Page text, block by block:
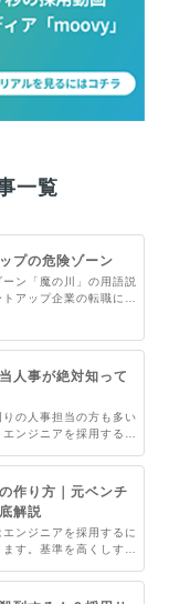
一覧
プの危険ゾーン
ン「魔の川」の用語説
アップ企業の転職に強
人事が絶対知って
の人事担当の方も多い
ンジニアを採用するた
今回はそのために必要
ンジニア採用でお困り
ください。
作り方｜元ベンチ
解説
ンジニアを採用するに
す。基準を高くしすぎ
基準を低くしすぎると
りかねません。そこで